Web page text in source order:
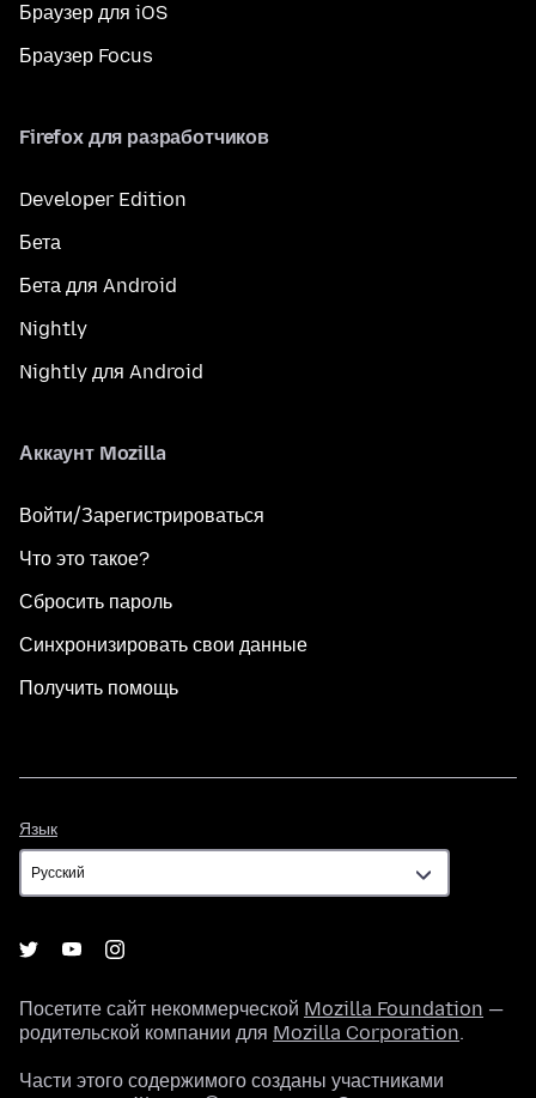
Браузер для iOS
Браузер Focus
Firefox для разработчиков
Developer Edition
Бета
Бета для Android
Nightly
Nightly для Android
Аккаунт Mozilla
Войти/Зарегистрироваться
Что это такое?
Сбросить пароль
Синхронизировать свои данные
Получить помощь
Язык
Посетите сайт некоммерческой Mozilla Foundation —
родительской компании для Mozilla Corporation.
Части этого содержимого созданы участниками